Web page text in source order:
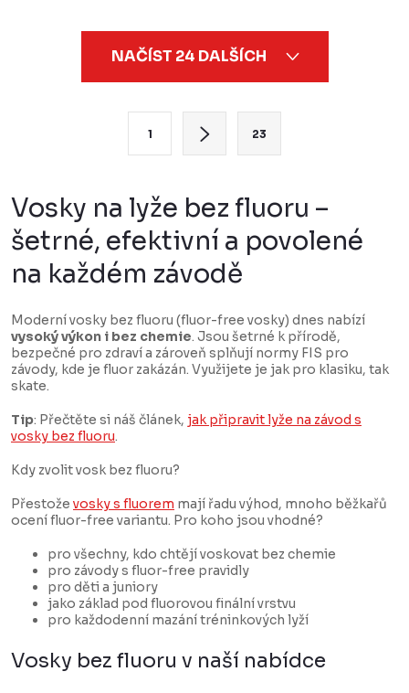
c
p
r
k
y
v
p
s
u
NAČÍST 24 DALŠÍCH
á
n
k
o
á
n
í
1 23
Vosky na lyže bez fluoru –
šetrné, efektivní a povolené
na každém závodě
Moderní vosky bez fluoru (fluor-free vosky) dnes nabízí
vysoký výkon i bez chemie. Jsou šetrné k přírodě,
bezpečné pro zdraví a zároveň splňují normy FIS pro
závody, kde je fluor zakázán. Využijete je jak pro klasiku, tak
skate.
Tip: Přečtěte si náš článek, jak připravit lyže na závod s
vosky bez fluoru.
Kdy zvolit vosk bez fluoru?
Přestože vosky s fluorem mají řadu výhod, mnoho běžkařů
ocení fluor-free variantu. Pro koho jsou vhodné?
pro všechny, kdo chtějí voskovat bez chemie
pro závody s fluor-free pravidly
pro děti a juniory
jako základ pod fluorovou finální vrstvu
pro každodenní mazání tréninkových lyží
Vosky bez fluoru v naší nabídce